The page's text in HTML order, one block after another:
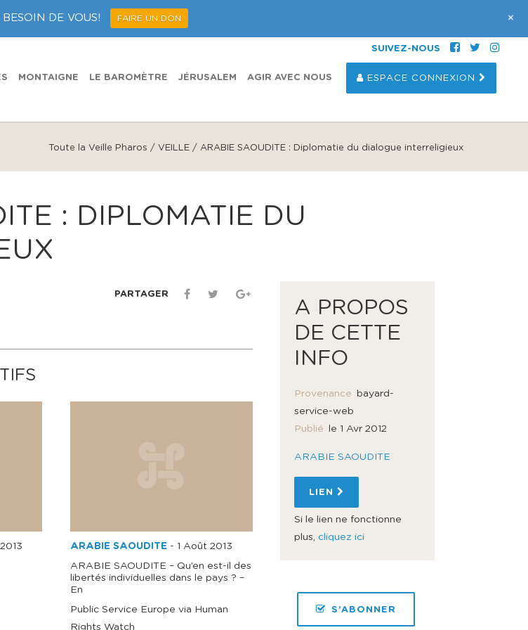
SUIVEZ-NOUS
ESPACE CONNEXION
MONTAIGNE LE BAROMÈTRE JÉRUSALEM AGIR AVEC NOUS
Toute la Veille Pharos / VEILLE / ARABIE SAOUDITE : Diplomatie du dialogue interrelig​ieux
: DIPLOMATIE DU
PARTAGER
ARABIE SAOUDITE- 1 Août 2013
ARABIE SAOUDITE – Qu’en est-il des
libertés individuelles dans le pays ? –
En
Public Service Europe via Human
Rights Watch
A PROPOS
DE CETTE
INFO
Provenance
bayard-
service-web
Publié
le 1 Avr 2012
ARABIE SAOUDITE
LIEN
Si le lien ne fonctionne
plus, cliquez ici
S’ABONNER
DE VOUS! FAIRE UN DON +